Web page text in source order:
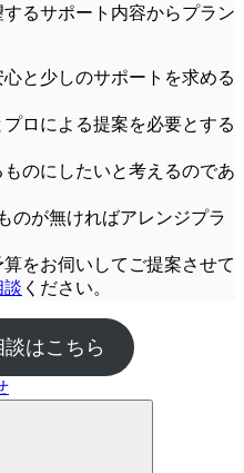
るサポート内容からプラン
と少しのサポートを求める
ロによる提案を必要とする
のにしたいと考えるのであ
のが無ければアレンジプラ
をお伺いしてご提案させて
談 ください。
はこちら